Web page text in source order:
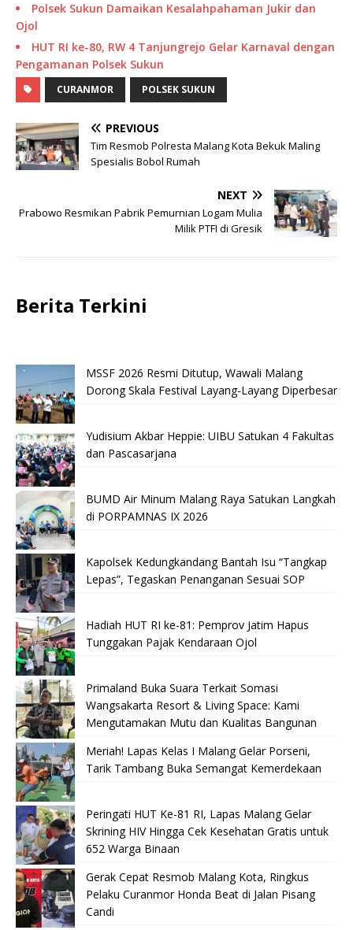
Polsek Sukun Damaikan Kesalahpahaman Jukir dan
Ojol
HUT RI ke-80, RW 4 Tanjungrejo Gelar Karnaval dengan
Pengamanan Polsek Sukun
CURANMOR POLSEK SUKUN
PREVIOUS
Tim Resmob Polresta Malang Kota Bekuk Maling
Spesialis Bobol Rumah
NEXT
Prabowo Resmikan Pabrik Pemurnian Logam Mulia
Milik PTFI di Gresik
Berita Terkini
MSSF 2026 Resmi Ditutup, Wawali Malang
Dorong Skala Festival Layang-Layang Diperbesar
Yudisium Akbar Heppie: UIBU Satukan 4 Fakultas
dan Pascasarjana
BUMD Air Minum Malang Raya Satukan Langkah
di PORPAMNAS IX 2026
Kapolsek Kedungkandang Bantah Isu “Tangkap
Lepas”, Tegaskan Penanganan Sesuai SOP
Hadiah HUT RI ke-81: Pemprov Jatim Hapus
Tunggakan Pajak Kendaraan Ojol
Primaland Buka Suara Terkait Somasi
Wangsakarta Resort & Living Space: Kami
Mengutamakan Mutu dan Kualitas Bangunan
Meriah! Lapas Kelas I Malang Gelar Porseni,
Tarik Tambang Buka Semangat Kemerdekaan
Peringati HUT Ke-81 RI, Lapas Malang Gelar
Skrining HIV Hingga Cek Kesehatan Gratis untuk
652 Warga Binaan
Gerak Cepat Resmob Malang Kota, Ringkus
Pelaku Curanmor Honda Beat di Jalan Pisang
Candi